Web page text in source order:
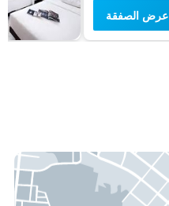
عرض الصفقة